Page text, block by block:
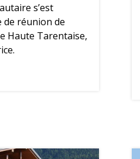
s’est
de réunion de
Haute Tarentaise,